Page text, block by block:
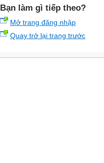
Bạn làm gì tiếp theo?
Mở trang đăng nhập
Quay trở lại trang trước